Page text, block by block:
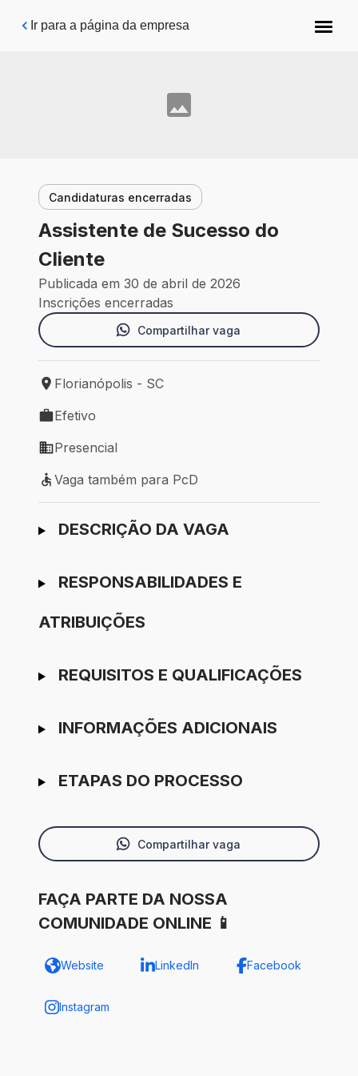
Pular para o conteúdo principal
Ir para a página da empresa
Candidaturas encerradas
Assistente de Sucesso do
Cliente
Publicada em 30 de abril de 2026
Inscrições encerradas
Compartilhar vaga
Local de trabalho: Florianópolis - SC
Florianópolis - SC
Tipo de vaga: Efetivo
Efetivo
Modelo de trabalho: Presencial
Presencial
Vaga também para PcD
Vaga também para PcD
Ir para candidatura
DESCRIÇÃO DA VAGA
RESPONSABILIDADES E
ATRIBUIÇÕES
REQUISITOS E QUALIFICAÇÕES
INFORMAÇÕES ADICIONAIS
ETAPAS DO PROCESSO
Compartilhar vaga
FAÇA PARTE DA NOSSA
COMUNIDADE ONLINE 📱
Website LinkedIn Facebook
Instagram